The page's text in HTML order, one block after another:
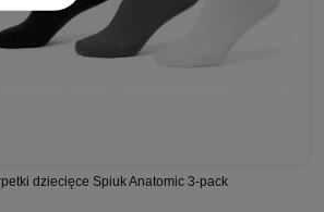
dziecięce Spiuk Anatomic 3-pack